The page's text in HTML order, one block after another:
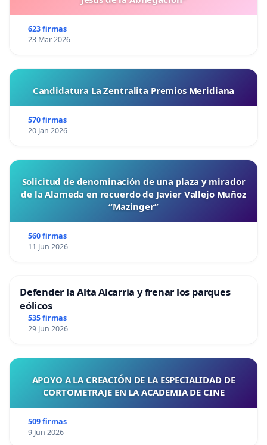
623 firmas
23 Mar 2026
Candidatura La Zentralita Premios Meridiana
570 firmas
20 Jan 2026
Solicitud de denominación de una plaza y mirador
de la Alameda en recuerdo de Javier Vallejo Muñoz
“Mazinger”
560 firmas
11 Jun 2026
Defender la Alta Alcarria y frenar los parques
eólicos
535 firmas
29 Jun 2026
APOYO A LA CREACIÓN DE LA ESPECIALIDAD DE
CORTOMETRAJE EN LA ACADEMIA DE CINE
509 firmas
9 Jun 2026